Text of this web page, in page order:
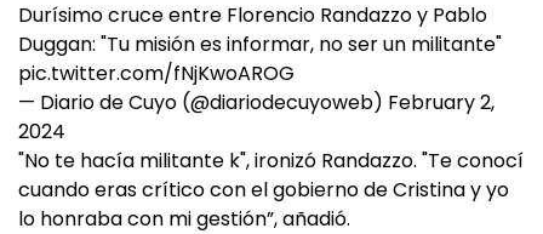
️Durísimo cruce entre Florencio Randazzo y Pablo
Duggan: "Tu misión es informar, no ser un militante"
pic.twitter.com/fNjKwoAROG
— Diario de Cuyo (@diariodecuyoweb) February 2,
2024
"No te hacía militante k", ironizó Randazzo. "Te conocí
cuando eras crítico con el gobierno de Cristina y yo
lo honraba con mi gestión”, añadió.